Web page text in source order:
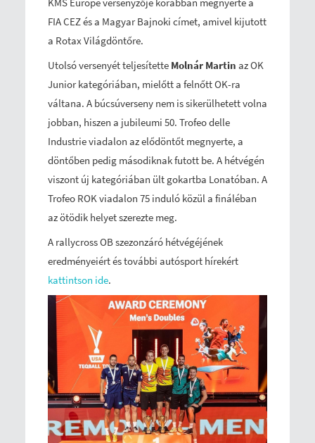
FIA CEZ és a Magyar Bajnoki címet, amivel kijutott
a Rotax Világdöntőre.
Utolsó versenyét teljesítette Molnár Martin az OK
Junior kategóriában, mielőtt a felnőtt OK-ra
váltana. A búcsúverseny nem is sikerülhetett volna
jobban, hiszen a jubileumi 50. Trofeo delle
Industrie viadalon az elődöntőt megnyerte, a
döntőben pedig másodiknak futott be. A hétvégén
viszont új kategóriában ült gokartba Lonatóban. A
Trofeo ROK viadalon 75 induló közül a fináléban
az ötödik helyet szerezte meg.
A rallycross OB szezonzáró hétvégéjének
eredményeiért és további autósport hírekért
kattintson ide.